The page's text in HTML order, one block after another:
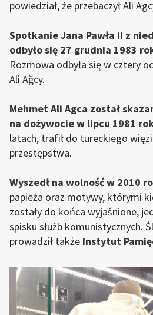
powiedział, że przebaczył Ali
Spotkanie Jana Pawła II z
odbyło się 27 grudnia 1983
Rozmowa odbyła się w cztery
Ali Ağcy.
Mehmet Ali Agca został
na dożywocie w lipcu 1981
latach, trafił do tureckiego
przestępstwa.
Wyszedł na wolność w 2010
papieża oraz motywy, którymi
zostały do końca wyjaśnione,
spisku służb komunistycznych.
prowadził także Instytut